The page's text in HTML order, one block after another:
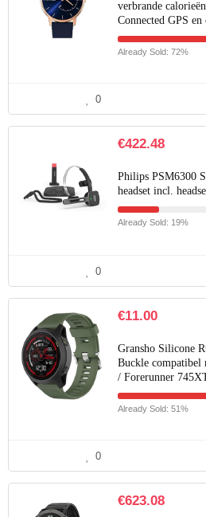
verbrande
Connected GPS
Already Sold: 72%
0
€422.48
Philips PSM6300
headset incl.
Already Sold: 19%
0
€11.00
Gransho Silicone
Buckle compatibel
/ Forerunner
Already Sold: 51%
0
€623.08